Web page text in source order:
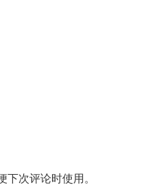
次评论时使用。